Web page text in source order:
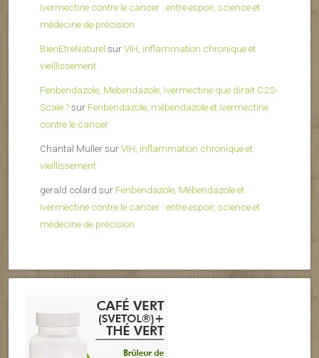
Ivermectine contre le cancer : entre espoir, science et
médecine de précision
BienEtreNaturel surVIH, inflammation chronique et
vieillissement
Fenbendazole, Mebendazole, Ivermectine que dirait C2S-
Scale ?sur Fenbendazole, mébendazole et ivermectine
contre le cancer
Chantal MullersurVIH, inflammation chronique et
vieillissement
gerald colard sur Fenbendazole, Mébendazole et
Ivermectine contre le cancer : entre espoir, science et
médecine de précision